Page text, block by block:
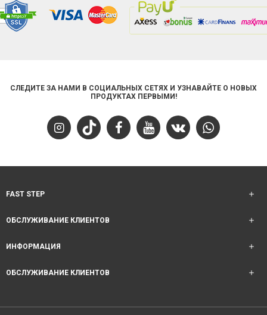
СЛЕДИТЕ ЗА НАМИ В СОЦИАЛЬНЫХ СЕТЯХ И УЗНАВАЙТЕ О НОВЫХ
ПРОДУКТАХ ПЕРВЫМИ!
FAST STEP
ОБСЛУЖИВАНИЕ КЛИЕНТОВ
ИНФОРМАЦИЯ
ОБСЛУЖИВАНИЕ КЛИЕНТОВ